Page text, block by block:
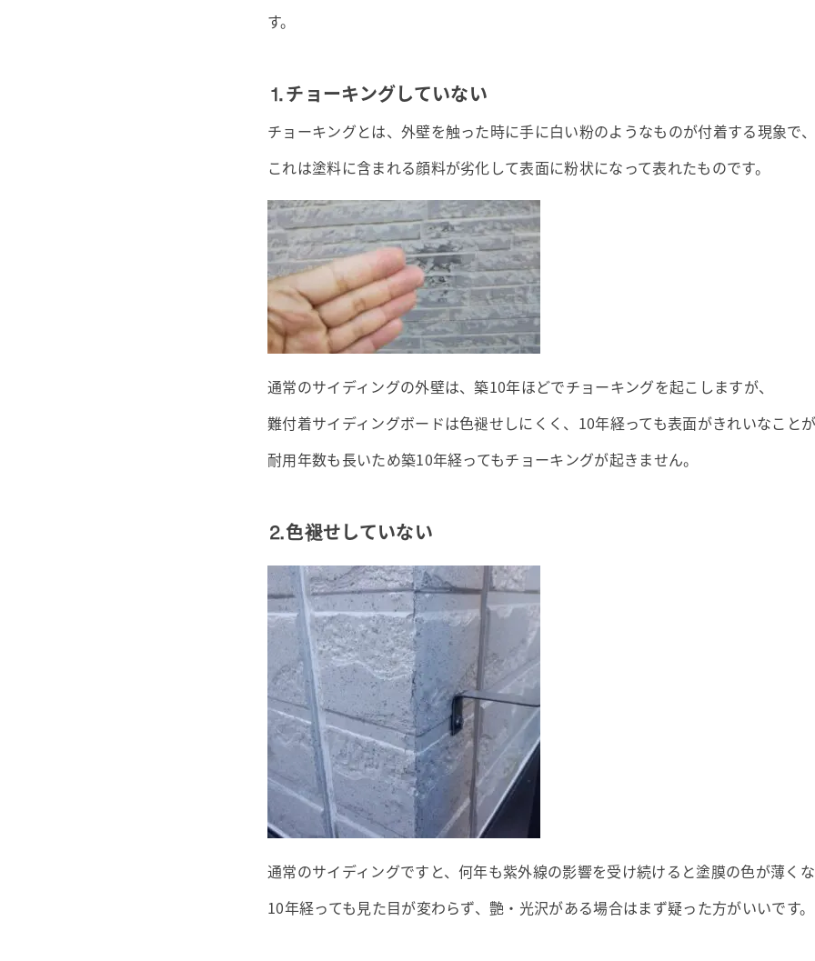
す。
⒈チョーキングしていない
チョーキングとは、外壁を触った時に手に白い粉のようなものが付着する現象で、
これは塗料に含まれる顔料が劣化して表面に粉状になって表れたものです。
通常のサイディングの外壁は、築10年ほどでチョーキングを起こしますが、
難付着サイディングボードは色褪せしにくく、10年経っても表面がきれいなこと
耐用年数も長いため築10年経ってもチョーキングが起きません。
⒉色褪せしていない
通常のサイディングですと、何年も紫外線の影響を受け続けると塗膜の色が薄く
10年経っても見た目が変わらず、艶・光沢がある場合はまず疑った方がいいです。